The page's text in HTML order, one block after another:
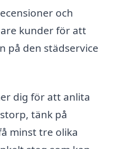
och
kunder för att
på den städservice
dig för att anlita
tänk på
minst tre olika